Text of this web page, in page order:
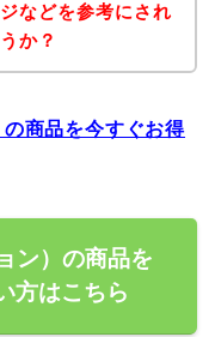
などを参考にされ
か？
商品を今すぐお得
ン）の商品を
方はこちら